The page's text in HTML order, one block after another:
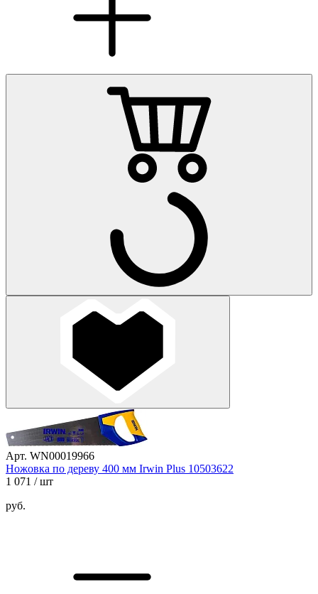
Арт. WN00019966
Ножовка по дереву 400 мм Irwin Plus 10503622
1 071 / шт
руб.